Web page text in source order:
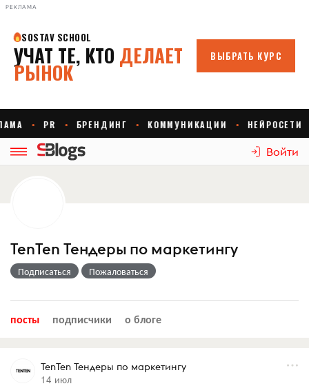
РЕКЛАМА
Войти
TenTen Тендеры по маркетингу
Подписаться Пожаловаться
посты подписчики о блоге
TenTen Тендеры по маркетингу
14 июл